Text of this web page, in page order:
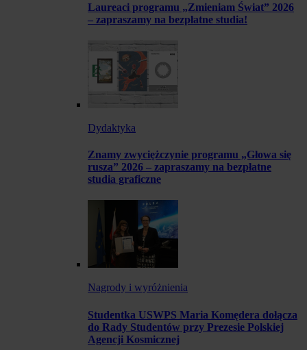
Laureaci programu „Zmieniam Świat” 2026
– zapraszamy na bezpłatne studia!
Dydaktyka
Znamy zwyciężczynie programu „Głowa się
rusza” 2026 – zapraszamy na bezpłatne
studia graficzne
Nagrody i wyróżnienia
Studentka USWPS Maria Komędera dołącza
do Rady Studentów przy Prezesie Polskiej
Agencji Kosmicznej